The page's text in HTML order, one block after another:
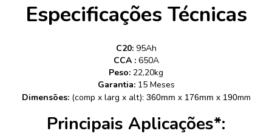
Especificações Técnicas
C20:95Ah
CCA :650A
Peso: 22,20kg
Garantia:15 Meses
Dimensões:(comp x larg x alt): 360mm x 176mm x 190mm
Principais Aplicações*: